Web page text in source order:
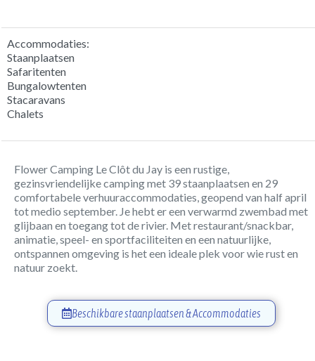
Accommodaties:
Staanplaatsen
Safaritenten
Bungalowtenten
Stacaravans
Chalets
Flower Camping Le Clôt du Jay is een rustige,
gezinsvriendelijke camping met 39 staanplaatsen en 29
comfortabele verhuuraccommodaties, geopend van half april
tot medio september. Je hebt er een verwarmd zwembad met
glijbaan en toegang tot de rivier. Met restaurant/snackbar,
animatie, speel- en sportfaciliteiten en een natuurlijke,
ontspannen omgeving is het een ideale plek voor wie rust en
natuur zoekt.
Beschikbare staanplaatsen & Accommodaties